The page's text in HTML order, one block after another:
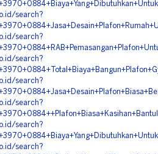
search?
search?
search?
search?
search?
search?
search?